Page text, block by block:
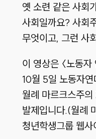
옛 소련 같은 사회
사회일까요? 사회
무엇이고, 그런 사
이 영상은 〈노동
10월 5일 노동자
월례 마르크스주
발제입니다.(월례
청년학생그룹 웹